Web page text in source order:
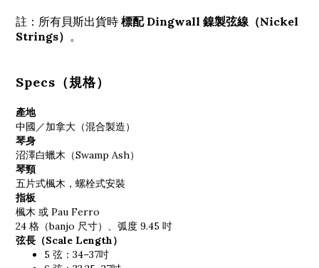
註：所有貝斯出貨時 標配 Dingwall 鎳製弦線（Nickel
Strings） 。
Specs（規格）
產地
中國／加拿大（混合製造）
琴身
沼澤白蠟木（Swamp Ash）
琴頸
五片式楓木，螺栓式安裝
指板
楓木 或 Pau Ferro
24 格（banjo 尺寸）、弧度 9.45 吋
弦長（Scale Length）
5 弦：34–37吋